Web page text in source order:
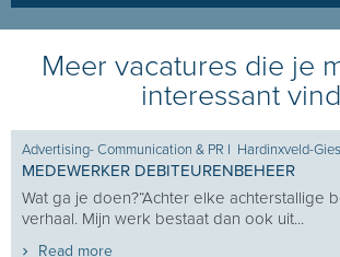
Meer vacatures die je
interessant
Advertising- Communication & PR I Hardinxveld-
MEDEWERKER DEBITEURENBEHEER
Wat ga je doen?“Achter elke achterstallige
verhaal. Mijn werk bestaat dan ook uit...
Read more